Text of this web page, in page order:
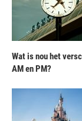
Wat is nou het
AM en PM?